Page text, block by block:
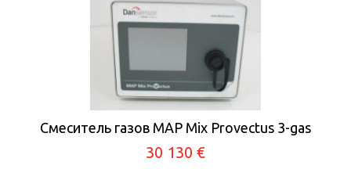
Смеситель газов MAP Mix Provectus 3-gas
30 130 €